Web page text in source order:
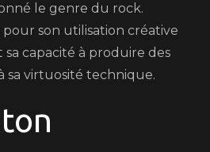
le genre du rock.
son utilisation créative
sa capacité à produire des
sa virtuosité technique.